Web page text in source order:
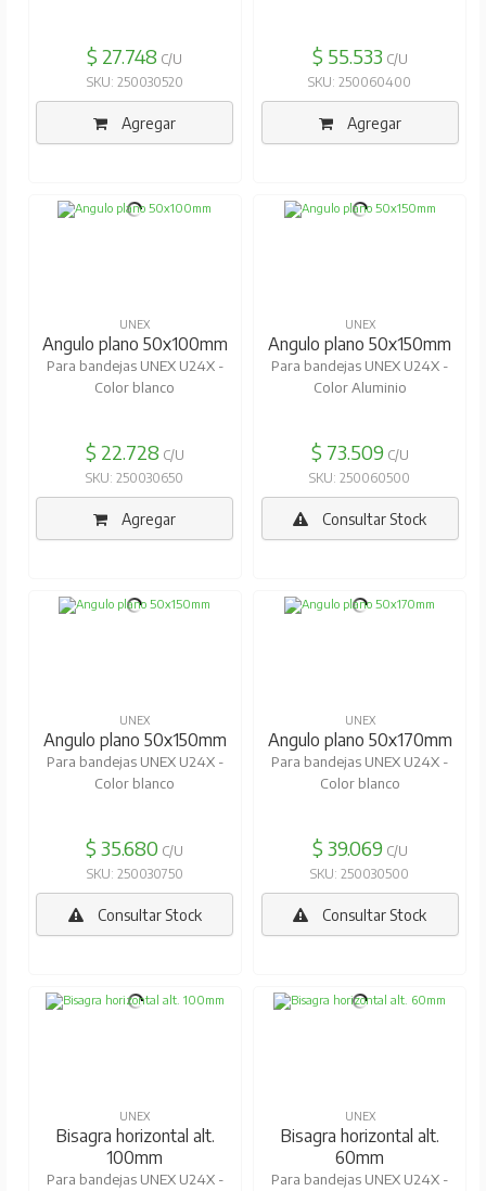
$ 27.748 C/U
SKU: 250030520
Agregar
$ 55.533 C/U
SKU: 250060400
Agregar
UNEX
Angulo plano 50x100mm
Para bandejas UNEX U24X -
Color blanco
$ 22.728 C/U
SKU: 250030650
Agregar
UNEX
Angulo plano 50x150mm
Para bandejas UNEX U24X -
Color Aluminio
$ 73.509 C/U
SKU: 250060500
Consultar Stock
UNEX
Angulo plano 50x150mm
Para bandejas UNEX U24X -
Color blanco
$ 35.680 C/U
SKU: 250030750
Consultar Stock
UNEX
Angulo plano 50x170mm
Para bandejas UNEX U24X -
Color blanco
$ 39.069 C/U
SKU: 250030500
Consultar Stock
UNEX
Bisagra horizontal alt.
100mm
Para bandejas UNEX U24X -
UNEX
Bisagra horizontal alt.
60mm
Para bandejas UNEX U24X -